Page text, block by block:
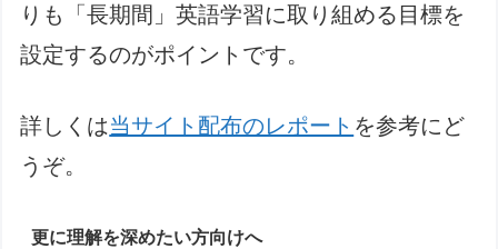
りも「長期間」英語学習に取り組める目標を
設定するのがポイントです。
詳しくは当サイト配布のレポート を参考にど
うぞ。
更に理解を深めたい方向けへ